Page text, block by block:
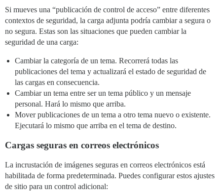
Si mueves una “publicación de control de acceso” entre diferentes
contextos de seguridad, la carga adjunta podría cambiar a segura o
no segura. Estas son las situaciones que pueden cambiar la
seguridad de una carga:
Cambiar la categoría de un tema. Recorrerá todas las
publicaciones del tema y actualizará el estado de seguridad de
las cargas en consecuencia.
Cambiar un tema entre ser un tema público y un mensaje
personal. Hará lo mismo que arriba.
Mover publicaciones de un tema a otro tema nuevo o existente.
Ejecutará lo mismo que arriba en el tema de destino.
Cargas seguras en correos electrónicos
La incrustación de imágenes seguras en correos electrónicos está
habilitada de forma predeterminada. Puedes configurar estos ajustes
de sitio para un control adicional: